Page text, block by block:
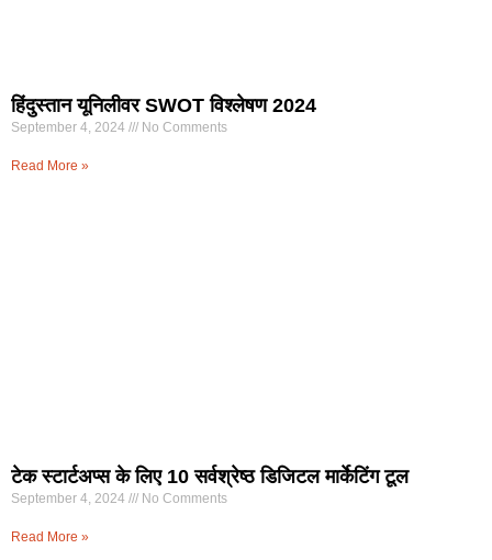
हिंदुस्तान यूनिलीवर SWOT विश्लेषण 2024
September 4, 2024 No Comments
Read More »
टेक स्टार्टअप्स के लिए 10 सर्वश्रेष्ठ डिजिटल मार्केटिंग टूल
September 4, 2024 No Comments
Read More »